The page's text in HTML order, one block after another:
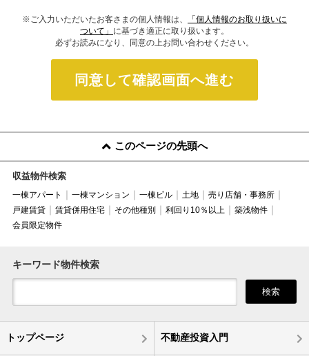
※ご入力いただいたお客さまの個人情報は、
「個人情報のお取り扱いに
ついて」 に基づき適正に取り扱います。
必ずお読みになり、同意の上お問い合わせください。
同意して確認画面へ進む
このページの先頭へ
収益物件検索
一棟アパート 一棟マンション 一棟ビル 土地
売り店舗・事務所
戸建賃貸
賃貸併用住宅 その他種別 利回り10％以上
築浅物件
会員限定物件
キーワード物件検索
検索
トップページ 不動産投資入門